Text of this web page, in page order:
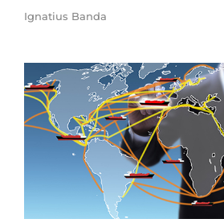
Ignatius Banda